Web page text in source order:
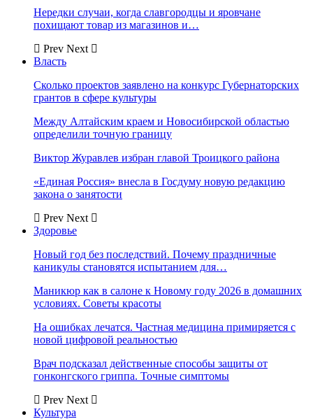
Нередки случаи, когда славгородцы и яровчане
похищают товар из магазинов и…
Prev Next
Власть
Сколько проектов заявлено на конкурс Губернаторских
грантов в сфере культуры
Между Алтайским краем и Новосибирской областью
определили точную границу
Виктор Журавлев избран главой Троицкого района
«Единая Россия» внесла в Госдуму новую редакцию
закона о занятости
Prev Next
Здоровье
Новый год без последствий. Почему праздничные
каникулы становятся испытанием для…
Маникюр как в салоне к Новому году 2026 в домашних
условиях. Советы красоты
На ошибках лечатся. Частная медицина примиряется с
новой цифровой реальностью
Врач подсказал действенные способы защиты от
гонконгского гриппа. Точные симптомы
Prev Next
Культура